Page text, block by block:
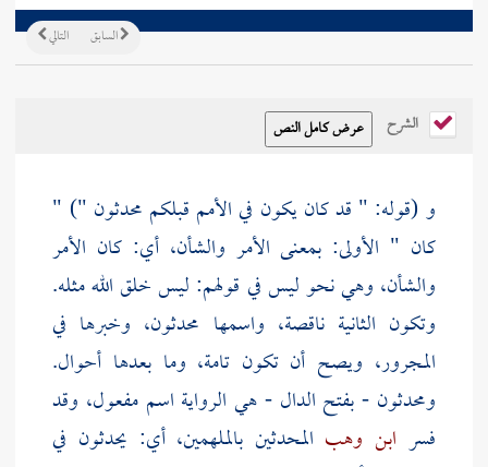
التالي السابق
الشرح
و (قوله: " قد كان يكون في الأمم قبلكم محدثون ") "
كان " الأولى: بمعنى الأمر والشأن، أي: كان الأمر
والشأن، وهي نحو ليس في قولهم: ليس خلق الله مثله.
وتكون الثانية ناقصة، واسمها محدثون، وخبرها في
المجرور، ويصح أن تكون تامة، وما بعدها أحوال.
ومحدثون - بفتح الدال - هي الرواية اسم مفعول، وقد
فسر ابن وهب المحدثين بالملهمين، أي: يحدثون في